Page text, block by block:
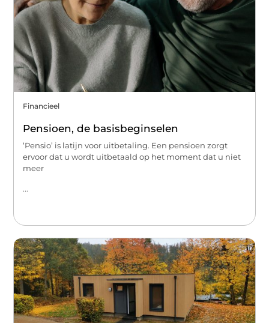
Financieel
Pensioen, de basisbeginselen
‘Pensio’ is latijn voor uitbetaling. Een pensioen zorgt
ervoor dat u wordt uitbetaald op het moment dat u niet
meer
...